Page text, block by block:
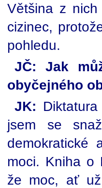
Většina z
cizinec,
pohledu.
JČ: Jak
obyčejného
JK:
jsem se
demokratické
moci. Kniha o
že moc, ať